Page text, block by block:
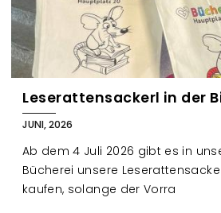
Leserattensackerl in der
JUNI, 2026
Ab dem 4 Juli 2026 gibt es in
Bücherei unsere
kaufen, solange der Vorra